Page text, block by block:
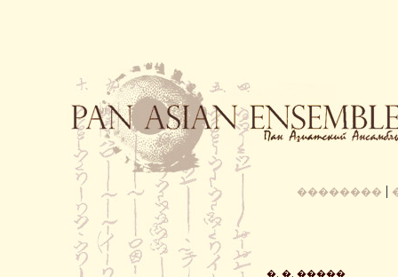
�������� |
�. �. �����